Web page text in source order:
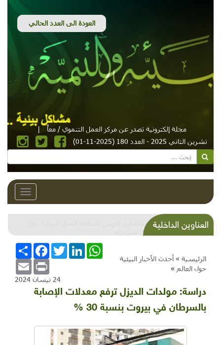
مجلة إلكترونية تصدر عن مركز العمل التنموي / معاً
|
تشرين الثاني 2025 - العدد 180 (2025-11-01)
Toggle
العناوين الداخليةشذرات بيئية وتنموية...بنية تحتية وحلويات قبيحة
وحاكورة ونوبل وزيتون و"سيباط"
الرئيسية » أحدث الأخبار البيئية
حول العالم »
انشر
FacebookTwitterLinkedInWhatsApp
Email Print
24 نيسان 2024
دراسة: مولدات الديزل ترفع معدلات الإصابة
بالسرطان في بيروت بنسبة 30 %